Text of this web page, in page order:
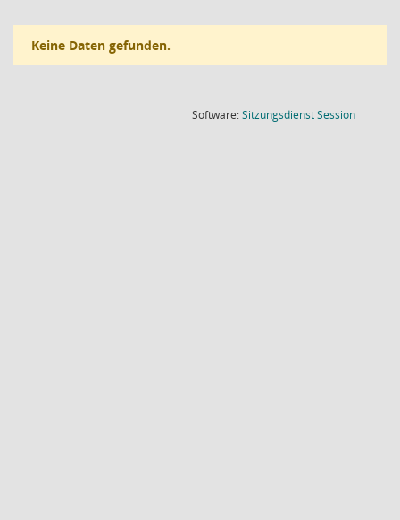
Keine Daten gefunden.
Software:SitzungsdienstSession(Wird in